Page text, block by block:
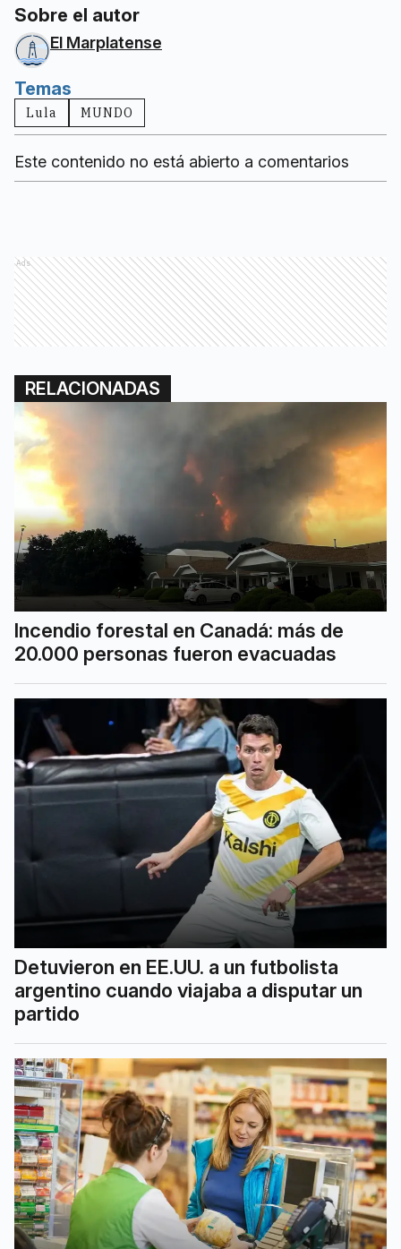
Sobre el autor
El Marplatense
Temas
Lula MUNDO
Este contenido no está abierto a comentarios
Ads
RELACIONADAS
Incendio forestal en Canadá: más de
20.000 personas fueron evacuadas
Detuvieron en EE.UU. a un futbolista
argentino cuando viajaba a disputar un
partido